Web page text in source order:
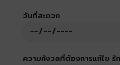
วันที่สะดวก
ความกังวลที่ต้องการแก้ไข รั